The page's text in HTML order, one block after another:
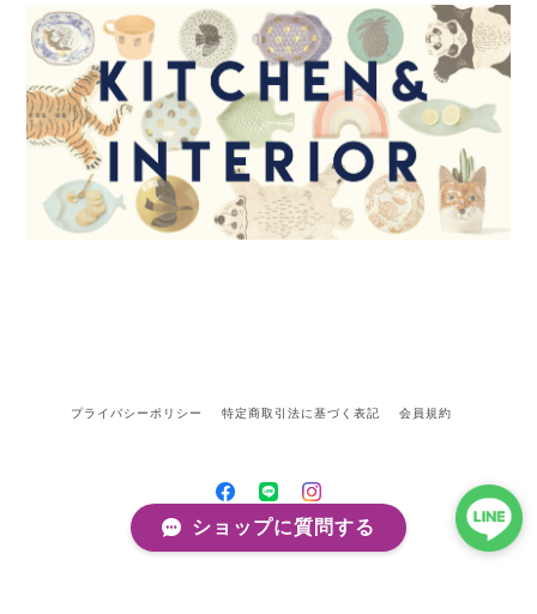
プライバシーポリシー 特定商取引法に基づく表記 会員規約
©kobito de punch/コビトデパンチ
ショップに質問する